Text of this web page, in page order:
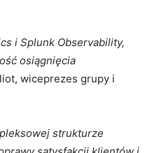
i Splunk Observability,
osiągnięcia
wiceprezes grupy i
strukturze